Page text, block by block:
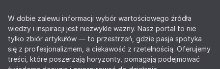
W dobie zalewu informacji wybór wartościowego źródła
wiedzy i inspiracji jest niezwykle ważny. Nasz portal to nie
tylko zbiór artykułów — to przestrzeń, gdzie pasja spotyka
się z profesjonalizmem, a ciekawość z rzetelnością. Oferujemy
treści, które poszerzają horyzonty, pomagają podejmować